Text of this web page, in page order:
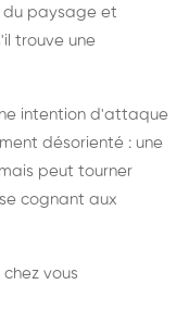
du paysage et
trouve une
intention d'attaque
désorienté : une
peut tourner
cognant aux
vous